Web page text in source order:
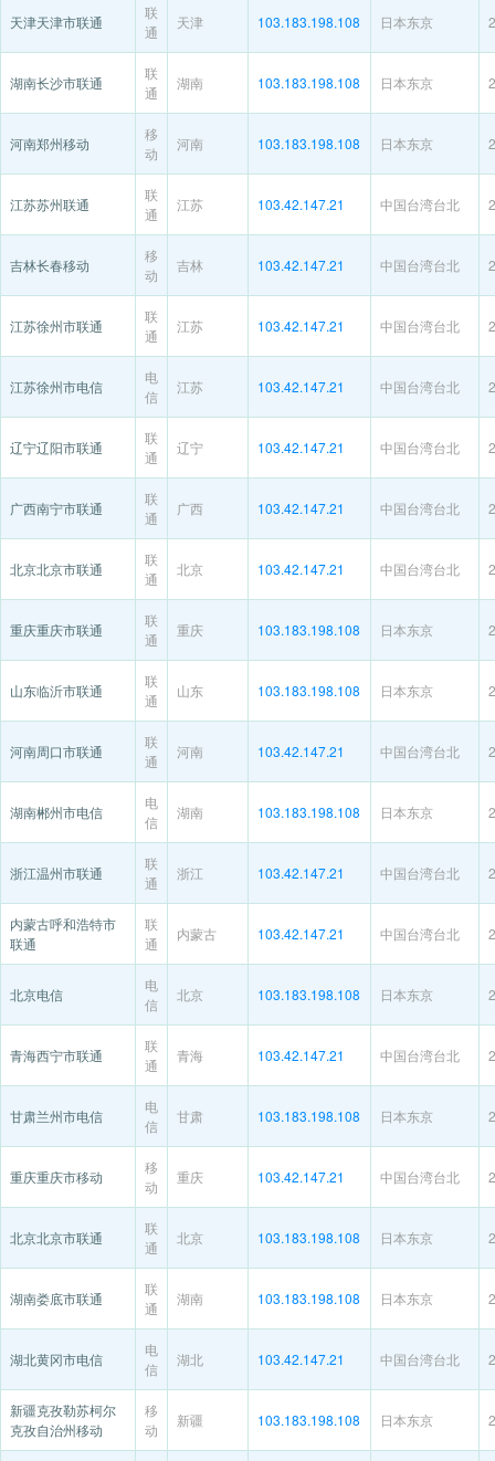
天津天津市联通
联
通
天津 103.183.198.108 日本东京
湖南长沙市联通
联
通
湖南 103.183.198.108 日本东京
河南郑州移动
移
动
河南 103.183.198.108 日本东京
江苏苏州联通
联
通
江苏 103.42.147.21 中国台湾台北
吉林长春移动
移
动
吉林 103.42.147.21 中国台湾台北
江苏徐州市联通
联
通
江苏 103.42.147.21 中国台湾台北
江苏徐州市电信
电
信
江苏 103.42.147.21 中国台湾台北
辽宁辽阳市联通
联
通
辽宁 103.42.147.21 中国台湾台北
广西南宁市联通
联
通
广西 103.42.147.21 中国台湾台北
北京北京市联通
联
通
北京 103.42.147.21 中国台湾台北
重庆重庆市联通
联
通
重庆 103.183.198.108 日本东京
山东临沂市联通
联
通
山东 103.183.198.108 日本东京
河南周口市联通
联
通
河南 103.42.147.21 中国台湾台北
湖南郴州市电信
电
信
湖南 103.183.198.108 日本东京
浙江温州市联通
联
通
浙江 103.42.147.21 中国台湾台北
内蒙古呼和浩特市
联通
联
通
内蒙古 103.42.147.21 中国台湾台北
北京电信
电
信
北京 103.183.198.108 日本东京
青海西宁市联通
联
通
青海 103.42.147.21 中国台湾台北
甘肃兰州市电信
电
信
甘肃 103.183.198.108 日本东京
重庆重庆市移动
移
动
重庆 103.42.147.21 中国台湾台北
北京北京市联通
联
通
北京 103.183.198.108 日本东京
湖南娄底市联通
联
通
湖南 103.183.198.108 日本东京
湖北黄冈市电信
电
信
湖北 103.42.147.21 中国台湾台北
新疆克孜勒苏柯尔
克孜自治州移动
移
动
新疆 103.183.198.108 日本东京